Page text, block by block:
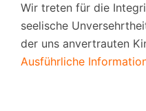
Wir treten für die
seelische
der uns anvertrauten
Ausführliche